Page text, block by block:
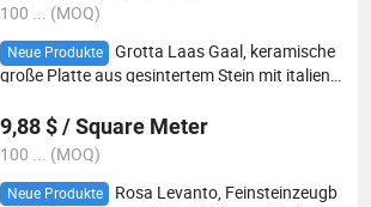
100 ... (MOQ)
Neue Produkte
Grotta Laas Gaal, keramische
große Platte aus gesintertem Stein mit italienis
9,88 $ / Square Meter
100 ... (MOQ)
Neue Produkte
Rosa Levanto, Feinsteinzeugb